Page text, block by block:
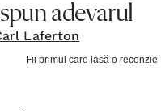
adevarul
Laferton
Fii primul care lasă o recenzie